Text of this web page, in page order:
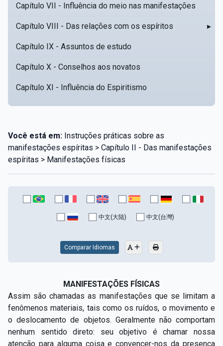
Capítulo VII - Influência do meio nas manifestações
Capítulo VIII - Das relações com os espíritos ▸
Capítulo IX - Assuntos de estudo
Capítulo X - Conselhos aos novatos
Capítulo XI - Influência do Espiritismo
Você está em: Instruções práticas sobre as
manifestações espíritas > Capítulo II - Das manifestações
espíritas > Manifestações físicas
中文(大陆) 中文(台灣)
Comparar Idiomas
MANIFESTAÇÕES FÍSICAS
Assim são chamadas as manifestações que se limitam a
fenômenos materiais, tais como os ruídos, o movimento e
o deslocamento de objetos. Geralmente não comportam
nenhum sentido direto: seu objetivo é chamar nossa
atenção para alguma coisa e convencer-nos da presença